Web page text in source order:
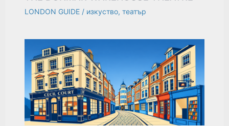
LONDON GUIDE / изкуство,театър